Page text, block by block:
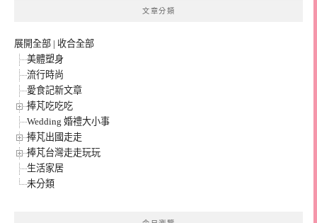
文章分類
展開全部 | 收合全部
美體塑身
流行時尚
愛食記新文章
捧芃吃吃吃
Wedding 婚禮大小事
捧芃出國走走
捧芃台灣走走玩玩
生活家居
未分類